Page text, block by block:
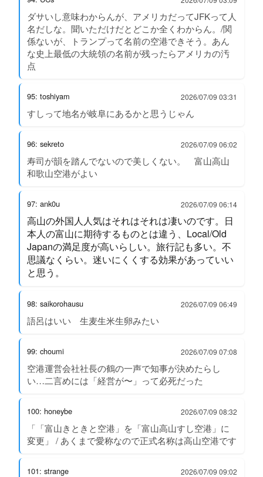
ダサいし意味わからんが、アメリカだってJFKって人
名だしな。聞いただけだとどこか全くわからん。/関
係ないが、トランプって名前の空港できそう。あん
な史上最低の大統領の名前が残ったらアメリカの汚
点
95: toshiyam 2026/07/09 03:31
すしって地名が岐阜にあるかと思うじゃん
96: sekreto 2026/07/09 06:02
寿司が韻を踏んでないので美しくない。 富山高山
和歌山空港がよい
97: ank0u 2026/07/09 06:14
高山の外国人人気はそれはそれは凄いのです。日
本人の富山に期待するものとは違う、Local/Old
Japanの満足度が高いらしい。旅行記も多い。不
思議なくらい。迷いにくくする効果があっていい
と思う。
98: saikorohausu 2026/07/09 06:49
語呂はいい 生麦生米生卵みたい
99: choumi 2026/07/09 07:08
空港運営会社社長の鶴の一声で知事が決めたらし
い…二言めには「経営が〜」って必死だった
100: honeybe 2026/07/09 08:32
「「富山きときと空港」を「富山高山すし空港」に
変更」 / あくまで愛称なので正式名称は高山空港です
101: strange 2026/07/09 09:02